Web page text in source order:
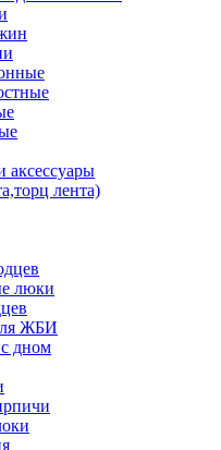
аксессуары
лента)
люки
ЖБИ
дном